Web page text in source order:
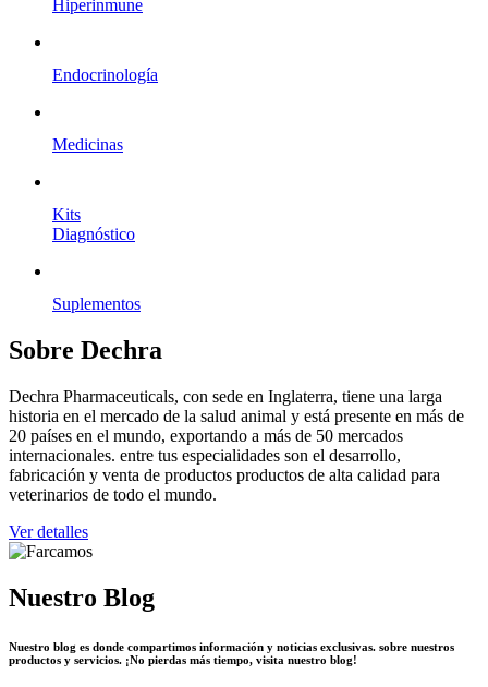
Hiperinmune
Endocrinología
Medicinas
Kits
Diagnóstico
Suplementos
Sobre Dechra
Dechra Pharmaceuticals, con sede en Inglaterra, tiene una larga
historia en el mercado de la salud animal y está presente en más de
20 países en el mundo, exportando a más de 50 mercados
internacionales. entre tus especialidades son el desarrollo,
fabricación y venta de productos productos de alta calidad para
veterinarios de todo el mundo.
Ver detalles
Nuestro Blog
Nuestro blog es donde compartimos información y noticias exclusivas. sobre nuestros
productos y servicios. ¡No pierdas más tiempo, visita nuestro blog!